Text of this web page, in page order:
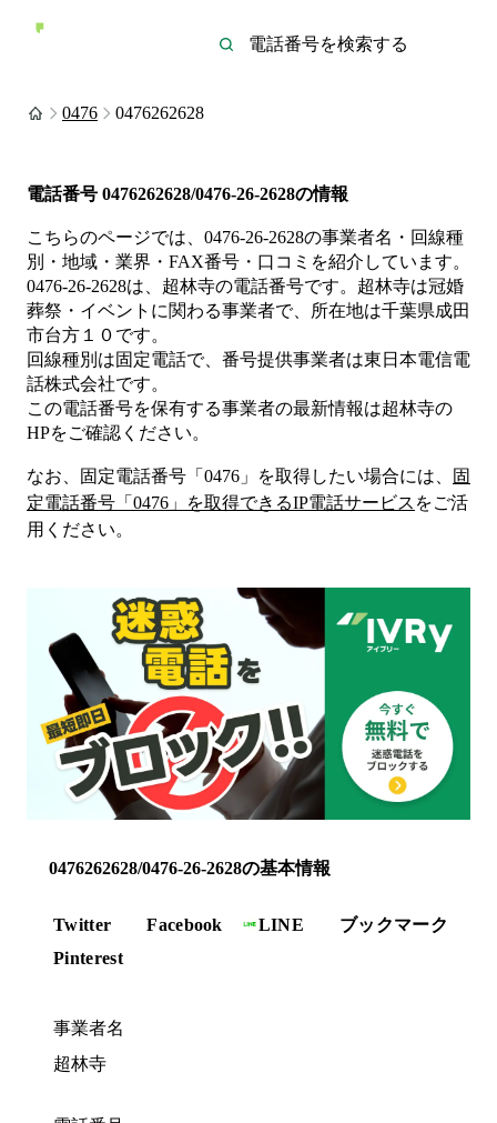
0476 0476262628
電話番号 0476262628/0476-26-2628の情報
こちらのページでは、 0476-26-2628の事業者名・回線種
別・地域・業界・FAX番号・口コミを紹介しています。
0476-26-2628は、 超林寺の電話番号です。 超林寺は冠婚
葬祭・イベント に関わる事業者で、所在地は千葉県成田
市台方１０ です。
回線種別は固定電話で、番号提供事業者は東日本電信電
話株式会社です。
この電話番号を保有する事業者の最新情報は超林寺の
HPをご確認ください。
なお、固定電話番号「 0476 」を取得したい場合には、
固
定電話番号「 0476 」を取得できるIP電話サービス をご活
用ください。
0476262628/0476-26-2628の基本情報
Twitter Facebook LINE
ブックマーク
Pinterest
事業者名
超林寺